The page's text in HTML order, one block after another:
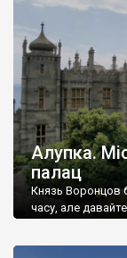
Алупка.
палац
Князь Воронцов
часу, але